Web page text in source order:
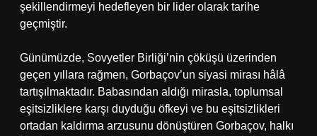
şekillendirmeyi hedefleyen bir lider olarak tarihe
geçmiştir.
Günümüzde, Sovyetler Birliği’nin çöküşü üzerinden
geçen yıllara rağmen, Gorbaçov’un siyasi mirası hâlâ
tartışılmaktadır. Babasından aldığı mirasla, toplumsal
eşitsizliklere karşı duyduğu öfkeyi ve bu eşitsizlikleri
ortadan kaldırma arzusunu dönüştüren Gorbaçov, halkı